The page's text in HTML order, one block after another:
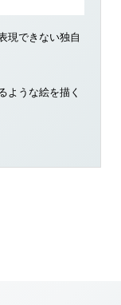
現できない独自
ような絵を描く